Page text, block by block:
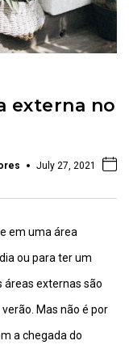
externa no
July 27, 2021
em uma área
ou para ter um
áreas externas são
Mas não é por
a chegada do